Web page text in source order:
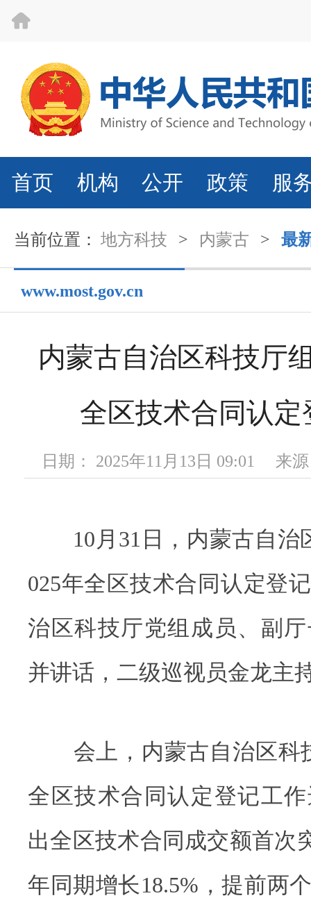
首页 机构 公开 政策 服
当前位置： 地方科技 > 内蒙古 > 最
www.most.gov.cn
内蒙古自治区科技厅
全区技术合同认
日期： 2025年11月13日 09:01 来
10月31日，内蒙古自治
025年全区技术合同认定登
治区科技厅党组成员、副
并讲话，二级巡视员金龙主
会上，内蒙古自治区科
全区技术合同认定登记工
出全区技术合同成交额首次
年同期增长18.5%，提前两